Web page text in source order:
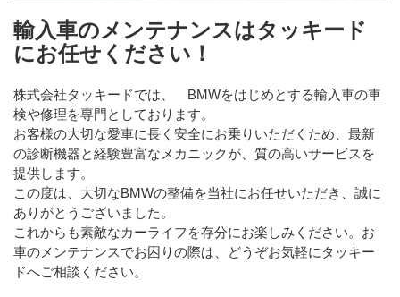
輸入車のメンテナンスはタッキード
にお任せください！
株式会社タッキードでは、 BMWをはじめとする輸入車の車
検や修理を専門としております。
お客様の大切な愛車に長く安全にお乗りいただくため、最新
の診断機器と経験豊富なメカニックが、質の高いサービスを
提供します。
この度は、大切なBMWの整備を当社にお任せいただき、誠に
ありがとうございました。
これからも素敵なカーライフを存分にお楽しみください。お
車のメンテナンスでお困りの際は、どうぞお気軽にタッキー
ドへご相談ください。